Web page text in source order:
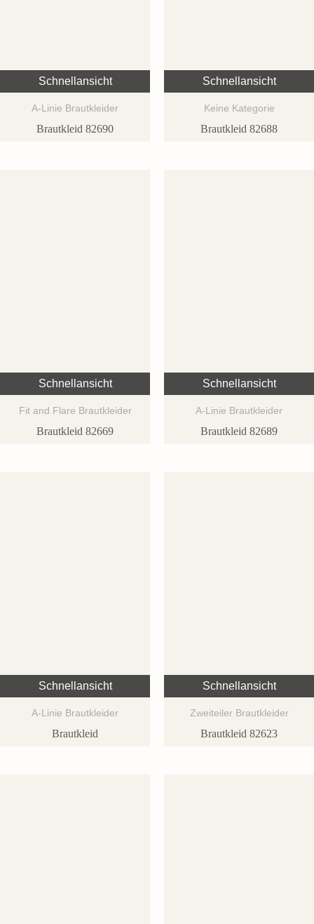
Schnellansicht
A-Linie Brautkleider
Brautkleid 82690
Schnellansicht
Keine Kategorie
Brautkleid 82688
Schnellansicht
Fit and Flare Brautkleider
Brautkleid 82669
Schnellansicht
A-Linie Brautkleider
Brautkleid 82689
Schnellansicht
A-Linie Brautkleider
Brautkleid
Schnellansicht
Zweiteiler Brautkleider
Brautkleid 82623